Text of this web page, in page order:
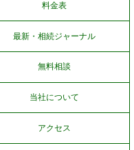
料金表
最新・相続ジャーナル
無料相談
当社について
アクセス